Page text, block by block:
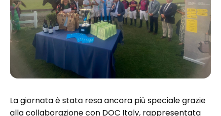
La giornata è stata resa ancora più speciale grazie
alla collaborazione con DOC Italy, rappresentata